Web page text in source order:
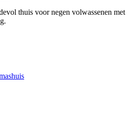
thuis voor negen volwassenen met